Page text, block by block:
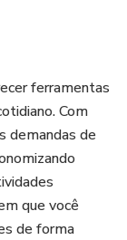
sejam
em cores
dos seus
disponíveis.
ferramentas
Com
demandas de
que você
de forma